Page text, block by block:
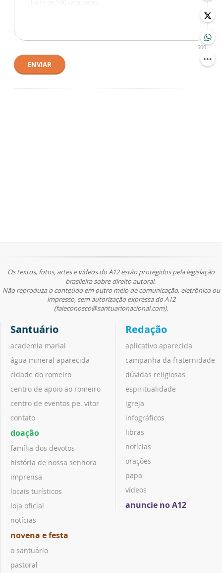
500
ENVIAR
Os textos, fotos, artes e vídeos do A12 estão protegidos pela legislação
brasileira sobre direito autoral.
Não reproduza o conteúdo em outro meio de comunicação, eletrônico ou
impresso, sem autorização expressa do A12
(faleconosco@santuarionacional.com).
Santuário
academia marial
água mineral aparecida
cidade do romeiro
centro de apoio ao romeiro
centro de eventos pe. vitor
contato
doação
família dos devotos
história de nossa senhora
imprensa
locais turísticos
loja oficial
notícias
novena e festa
o santuário
pastoral
Redação
aplicativo aparecida
campanha da fraternidade
dúvidas religiosas
espiritualidade
igreja
infográficos
libras
notícias
orações
papa
vídeos
anuncie no A12